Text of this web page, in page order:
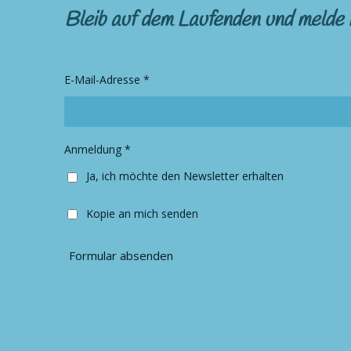
s
t
r
a
c
e
o
k
Bleib auf dem Laufenden und
E-Mail-Adresse *
Anmeldung *
Ja, ich möchte den Newsletter erhalten
Kopie an mich senden
Formular absenden